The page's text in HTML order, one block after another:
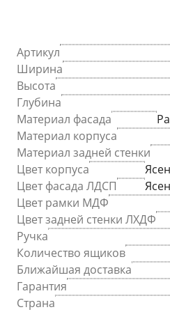
Артикул
Ширина
Высота
Глубина
Материал фасада
Материал корпуса
Материал задней стенки
Цвет корпуса
Цвет фасада ЛДСП
Цвет рамки МДФ
Цвет задней стенки ЛХДФ
Ручка
Количество ящиков
Ближайшая доставка
Гарантия
Страна